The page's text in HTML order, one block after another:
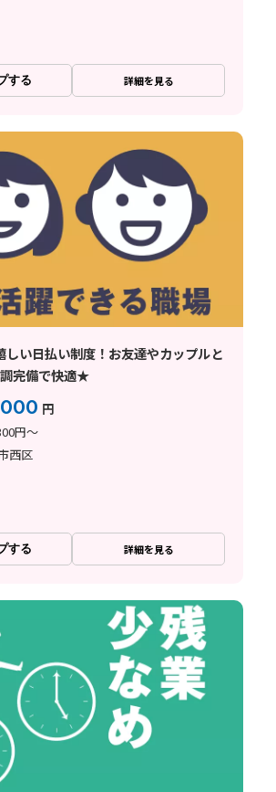
する 詳細を見る
しい日払い制度！お友達やカップルと
完備で快適★
円
円～
西区
する 詳細を見る